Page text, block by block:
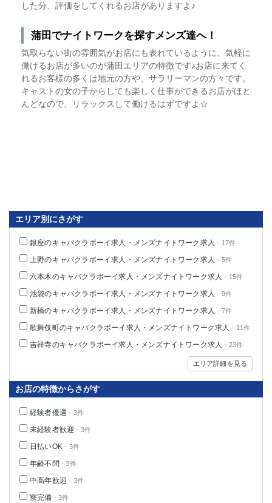
した分、評価をしてくれるお店がありますよ♪
蒲田でナイトワークを探すメンズ達へ！
気取らない街の雰囲気がお店にも表れているように、気軽に
働けるお店が多いのが蒲田エリアの特徴です♪お店に来てく
れるお客様の多くは地元の方や、サラリーマンの方々です。
キャストの女の子からしても楽しく仕事ができるお店がほと
んどなので、リラックスして働けるはずですよ☆
エリア別にさがす
銀座のキャバクラボーイ求人・メンズナイトワーク求人 - 17件
上野のキャバクラボーイ求人・メンズナイトワーク求人 - 5件
六本木のキャバクラボーイ求人・メンズナイトワーク求人 - 15件
池袋のキャバクラボーイ求人・メンズナイトワーク求人 - 9件
新橋のキャバクラボーイ求人・メンズナイトワーク求人 - 7件
歌舞伎町のキャバクラボーイ求人・メンズナイトワーク求人 - 11件
吉祥寺のキャバクラボーイ求人・メンズナイトワーク求人 - 23件
エリア詳細を見る
お店の特徴からさがす
経験者優遇 - 3件
未経験者歓迎 - 3件
日払いOK - 3件
年齢不問 - 3件
中高年歓迎 - 3件
寮完備 - 3件